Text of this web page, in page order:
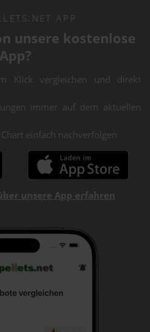
APP
unsere kostenlose
App?
Klick vergleichen und direkt
immer auf dem aktuellen
einfach nachverfolgen
unsere App erfahren